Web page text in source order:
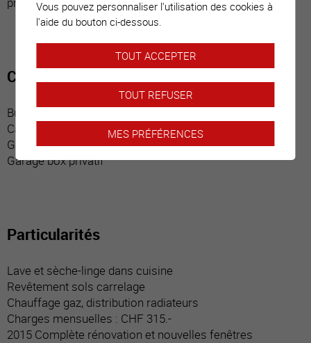
Commodités
Buanderie collective
Cave privative
Galetas privatif
Garage box privatif
Particularités
Lave et sèche-linge dans cuisine
Revêtement sols carrelage
Chauffage gaz, distribution radiateurs
Charges mensuelles : CHF 315.-
2015 Complète rénovation et nouvelles fenêtres
Vous pouvez personnaliser l'utilisation des cookies à
l'aide du bouton ci-dessous.
TOUT ACCEPTER
TOUT REFUSER
MES PRÉFÉRENCES